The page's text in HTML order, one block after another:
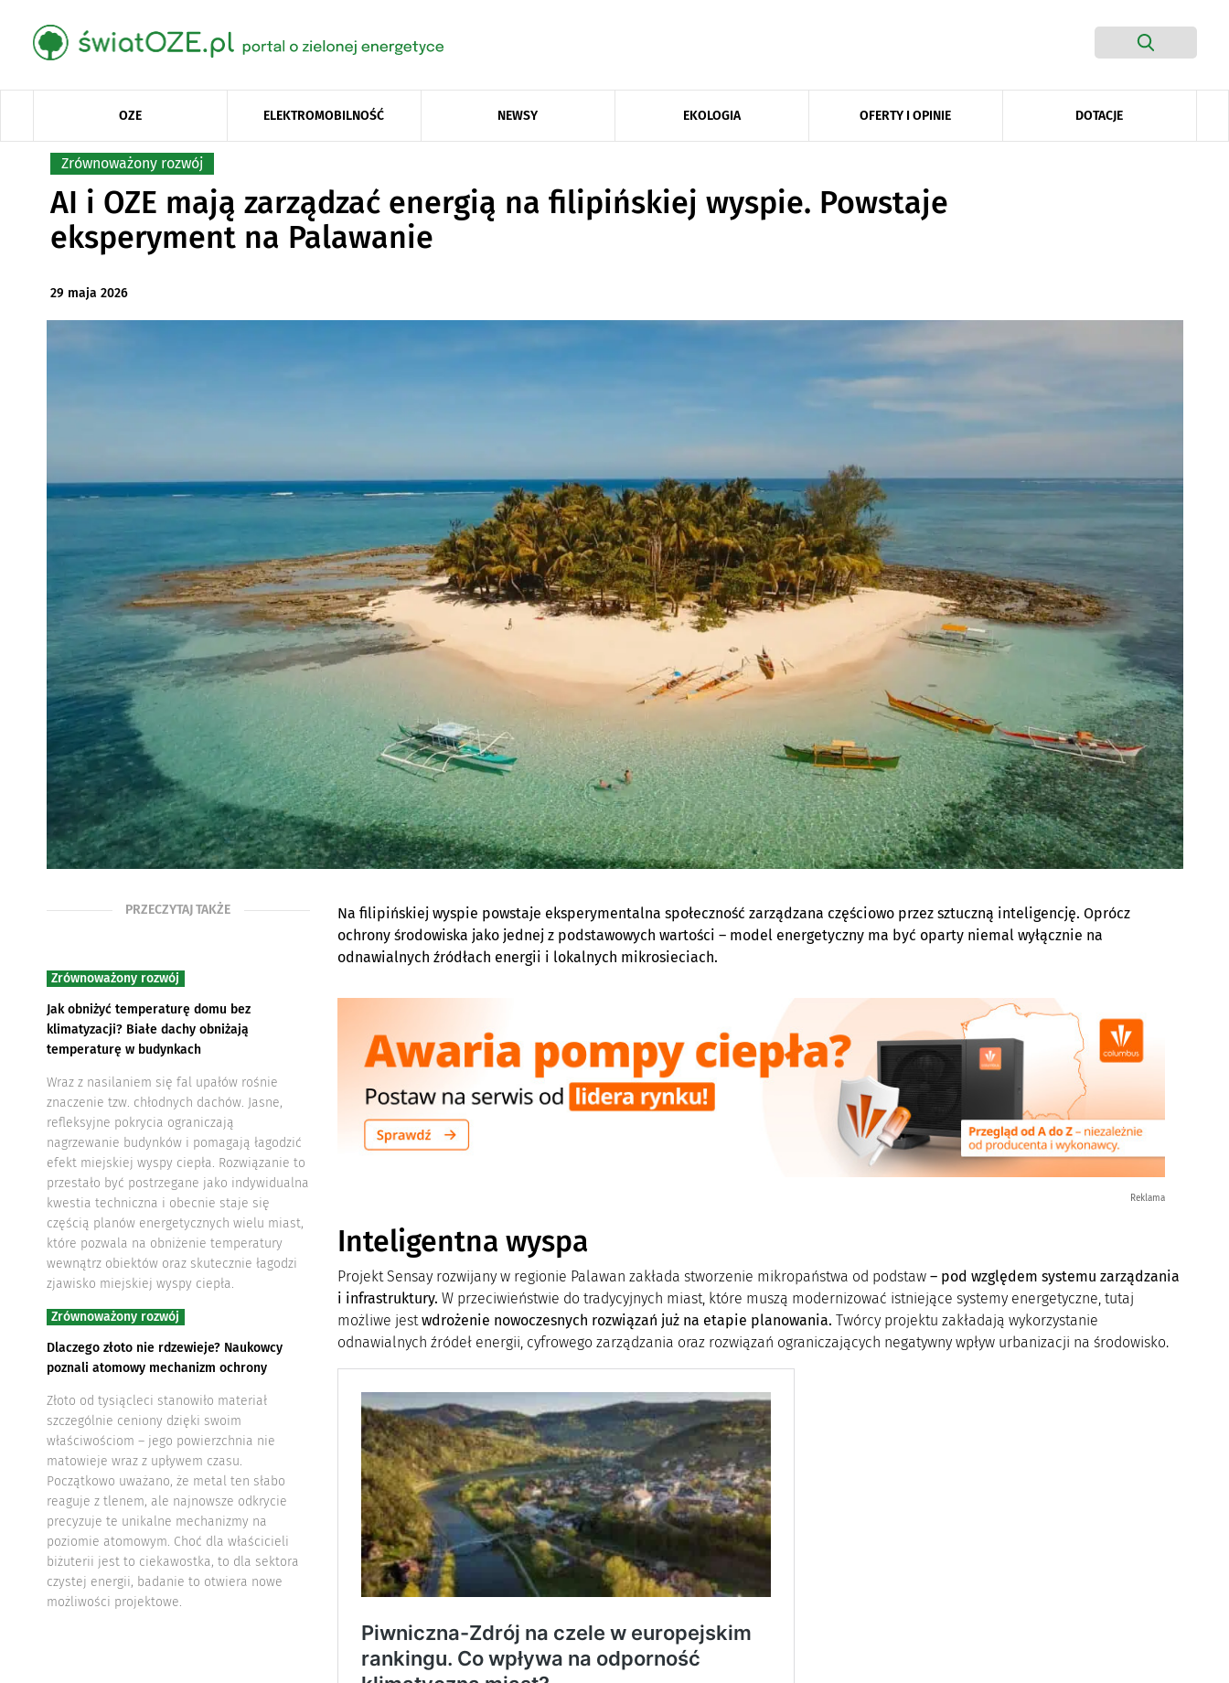
OZE ELEKTROMOBILNOŚĆ NEWSY EKOLOGIA OFERTY I OPINIE DOTACJE
Zrównoważony rozwój
AI i OZE mają zarządzać energią na filipińskiej wyspie. Powstaje
eksperyment na Palawanie
29 maja 2026
PRZECZYTAJ TAKŻE
Zrównoważony rozwój
Jak obniżyć temperaturę domu bez
klimatyzacji? Białe dachy obniżają
temperaturę w budynkach
Wraz z nasilaniem się fal upałów rośnie
znaczenie tzw. chłodnych dachów. Jasne,
refleksyjne pokrycia ograniczają
nagrzewanie budynków i pomagają łagodzić
efekt miejskiej wyspy ciepła. Rozwiązanie to
przestało być postrzegane jako indywidualna
kwestia techniczna i obecnie staje się
częścią planów energetycznych wielu miast,
które pozwala na obniżenie temperatury
wewnątrz obiektów oraz skutecznie łagodzi
zjawisko miejskiej wyspy ciepła.
Zrównoważony rozwój
Dlaczego złoto nie rdzewieje? Naukowcy
poznali atomowy mechanizm ochrony
Złoto od tysiącleci stanowiło materiał
szczególnie ceniony dzięki swoim
właściwościom – jego powierzchnia nie
matowieje wraz z upływem czasu.
Początkowo uważano, że metal ten słabo
reaguje z tlenem, ale najnowsze odkrycie
precyzuje te unikalne mechanizmy na
poziomie atomowym. Choć dla właścicieli
biżuterii jest to ciekawostka, to dla sektora
czystej energii, badanie to otwiera nowe
możliwości projektowe.
Na filipińskiej wyspie powstaje eksperymentalna społeczność zarządzana częściowo przez sztuczną inteligencję. Oprócz
ochrony środowiska jako jednej z podstawowych wartości – model energetyczny ma być oparty niemal wyłącznie na
odnawialnych źródłach energii i lokalnych mikrosieciach.
Reklama
Inteligentna wyspa
Projekt Sensay rozwijany w regionie Palawan zakłada stworzenie mikropaństwa od podstaw – pod względem systemu zarządzania
i infrastruktury. W przeciwieństwie do tradycyjnych miast, które muszą modernizować istniejące systemy energetyczne, tutaj
możliwe jest wdrożenie nowoczesnych rozwiązań już na etapie planowania. Twórcy projektu zakładają wykorzystanie
odnawialnych źródeł energii, cyfrowego zarządzania oraz rozwiązań ograniczających negatywny wpływ urbanizacji na środowisko.